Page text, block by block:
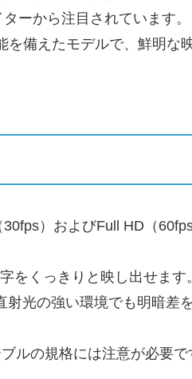
ーから注目されています。
備えたモデルで、鮮明な
）およびFull HD（
をくっきりと映し出せます。
光の強い環境でも明暗差
ルの規格には注意が必要で